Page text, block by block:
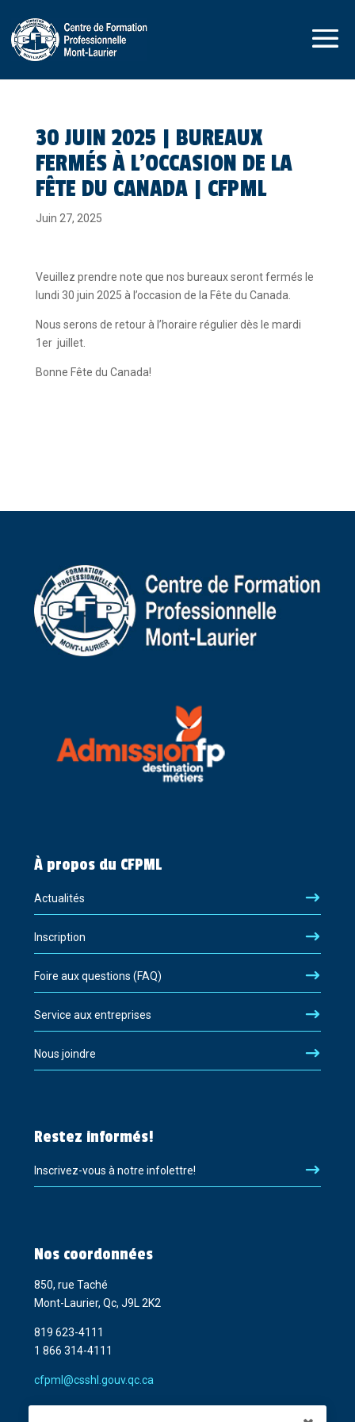
30 JUIN 2025 | BUREAUX
FERMÉS À L’OCCASION DE LA
FÊTE DU CANADA | CFPML
Juin 27, 2025
Veuillez prendre note que nos bureaux seront fermés le
lundi 30 juin 2025 à l’occasion de la Fête du Canada.
Nous serons de retour à l’horaire régulier dès le mardi
1er juillet.
Bonne Fête du Canada!
À propos du CFPML
Actualités
Inscription
Foire aux questions (FAQ)
Service aux entreprises
Nous joindre
Restez informés!
Inscrivez-vous à notre infolettre!
Nos coordonnées
850, rue Taché
Mont-Laurier, Qc, J9L 2K2
819 623-4111
1 866 314-4111
cfpml@csshl.gouv.qc.ca